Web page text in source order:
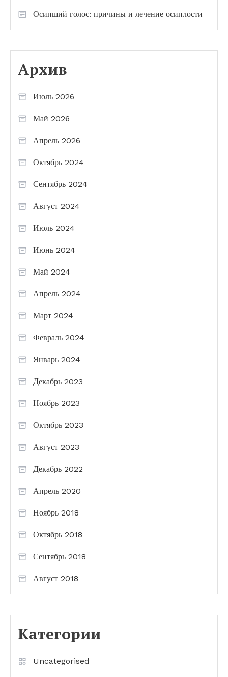
Осипший голос: причины и лечение осиплости
Архив
Июль 2026
Май 2026
Апрель 2026
Октябрь 2024
Сентябрь 2024
Август 2024
Июль 2024
Июнь 2024
Май 2024
Апрель 2024
Март 2024
Февраль 2024
Январь 2024
Декабрь 2023
Ноябрь 2023
Октябрь 2023
Август 2023
Декабрь 2022
Апрель 2020
Ноябрь 2018
Октябрь 2018
Сентябрь 2018
Август 2018
Категории
Uncategorised